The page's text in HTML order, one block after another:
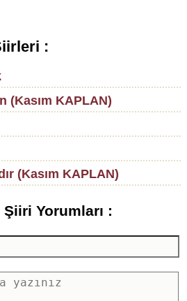
:
(Kasım KAPLAN)
(Kasım KAPLAN)
Yorumları :